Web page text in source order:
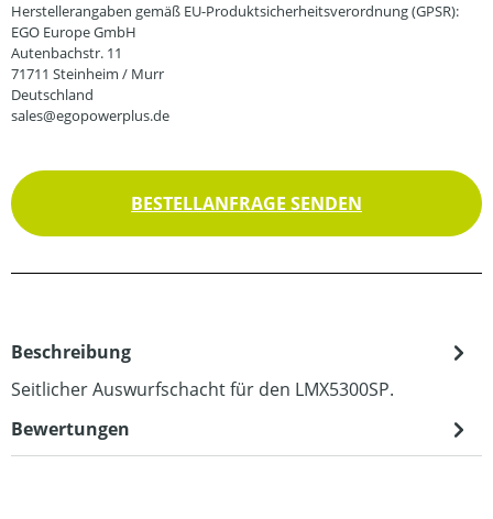
Herstellerangaben gemäß EU-Produktsicherheitsverordnung (GPSR):
EGO Europe GmbH
Autenbachstr. 11
71711 Steinheim / Murr
Deutschland
sales@egopowerplus.de
BESTELLANFRAGE SENDEN
Beschreibung
Seitlicher Auswurfschacht für den LMX5300SP.
Bewertungen